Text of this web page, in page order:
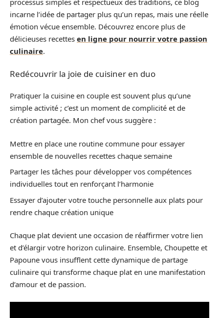
processus simples et respectueux des traditions, ce blog
incarne l’idée de partager plus qu’un repas, mais une réelle
émotion vécue ensemble. Découvrez encore plus de
délicieuses recettes en ligne pour nourrir votre passion
culinaire.
Redécouvrir la joie de cuisiner en duo
Pratiquer la cuisine en couple est souvent plus qu’une
simple activité ; c’est un moment de complicité et de
création partagée. Mon chef vous suggère :
Mettre en place une routine commune pour essayer
ensemble de nouvelles recettes chaque semaine
Partager les tâches pour développer vos compétences
individuelles tout en renforçant l’harmonie
Essayer d’ajouter votre touche personnelle aux plats pour
rendre chaque création unique
Chaque plat devient une occasion de réaffirmer votre lien
et d’élargir votre horizon culinaire. Ensemble, Choupette et
Papoune vous insufflent cette dynamique de partage
culinaire qui transforme chaque plat en une manifestation
d’amour et de passion.